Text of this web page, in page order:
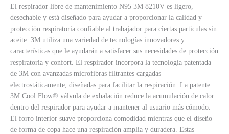
El respirador libre de mantenimiento N95 3M 8210V es ligero,
desechable y está diseñado para ayudar a proporcionar la calidad y
protección respiratoria confiable al trabajador para ciertas partículas sin
aceite. 3M utiliza una variedad de tecnologías innovadores y
características que le ayudarán a satisfacer sus necesidades de protección
respiratoria y confort. El respirador incorpora la tecnología patentada
de 3M con avanzadas microfibras filtrantes cargadas
electrostáticamente, diseñadas para facilitar la respiración. La patente
3M Cool Flow® válvula de exhalación reduce la acumulación de calor
dentro del respirador para ayudar a mantener al usuario más cómodo.
El forro interior suave proporciona comodidad mientras que el diseño
de forma de copa hace una respiración amplia y duradera. Estas